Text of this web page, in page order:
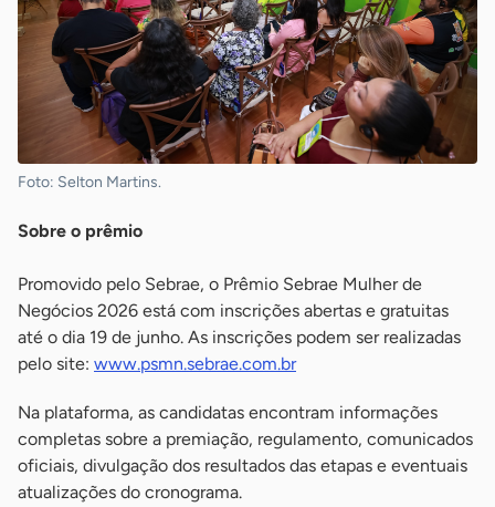
Foto: Selton Martins.
Sobre o prêmio
Promovido pelo Sebrae, o Prêmio Sebrae Mulher de
Negócios 2026 está com inscrições abertas e gratuitas
até o dia 19 de junho. As inscrições podem ser realizadas
pelo site: www.psmn.sebrae.com.br
Na plataforma, as candidatas encontram informações
completas sobre a premiação, regulamento, comunicados
oficiais, divulgação dos resultados das etapas e eventuais
atualizações do cronograma.